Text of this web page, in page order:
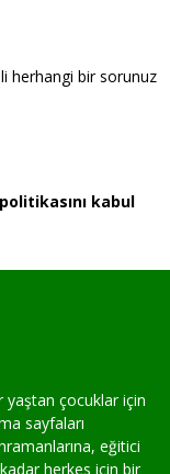
herhangi bir sorunuz
kabul
yaştan çocuklar için
sayfaları
eğitici
herkes için bir